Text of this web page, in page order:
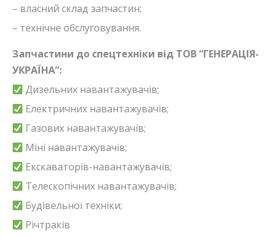
– власний склад запчастин;
– технічне обслуговування.
Запчастини до спецтехніки від ТОВ “ГЕНЕРАЦІЯ-
УКРАЇНА”:
Дизельних навантажувачів;
Електричних навантажувачів;
Газових навантажувачів;
Міні навантажувачів;
Екскаваторів-навантажувачів;
Телескопічних навантажувачів;
Будівельної техніки;
Річтраків